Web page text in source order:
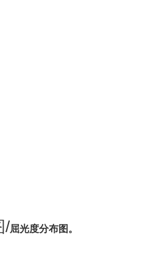
/屈光度分布图。